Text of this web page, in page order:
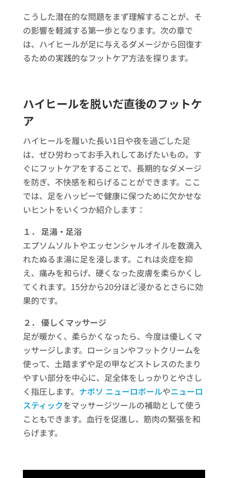
こうした潜在的な問題をまず理解することが、そ
の影響を軽減する第一歩となります。次の章で
は、ハイヒールが足に与えるダメージから回復す
るための実践的なフットケア方法を探ります。
ハイヒールを脱いだ直後のフットケ
ア
ハイヒールを履いた長い1日や夜を過ごした足
は、ぜひ労わってお手入れしてあげたいもの。す
ぐにフットケアをすることで、長期的なダメージ
を防ぎ、不快感を和らげることができます。ここ
では、足をハッピーで健康に保つために欠かせな
いヒントをいくつか紹介します：
１． 足湯・足浴
エプソムソルトやエッセンシャルオイルを数滴入
れたぬるま湯に足を浸します。これは炎症を抑
え、痛みを和らげ、硬くなった皮膚を柔らかくし
てくれます。15分から20分ほど浸かるとさらに効
果的です。
２． 優しくマッサージ
足が暖かく、柔らかくなったら、今度は優しくマ
ッサージします。ローションやフットクリームを
使って、土踏まずや足の甲などストレスのたまり
やすい部分を中心に、足全体をしっかりとやさし
く指圧します。 ナボソ ニューロボールやニューロ
スティックをマッサージツールの補助として使う
こともできます。血行を促進し、筋肉の緊張を和
らげます。